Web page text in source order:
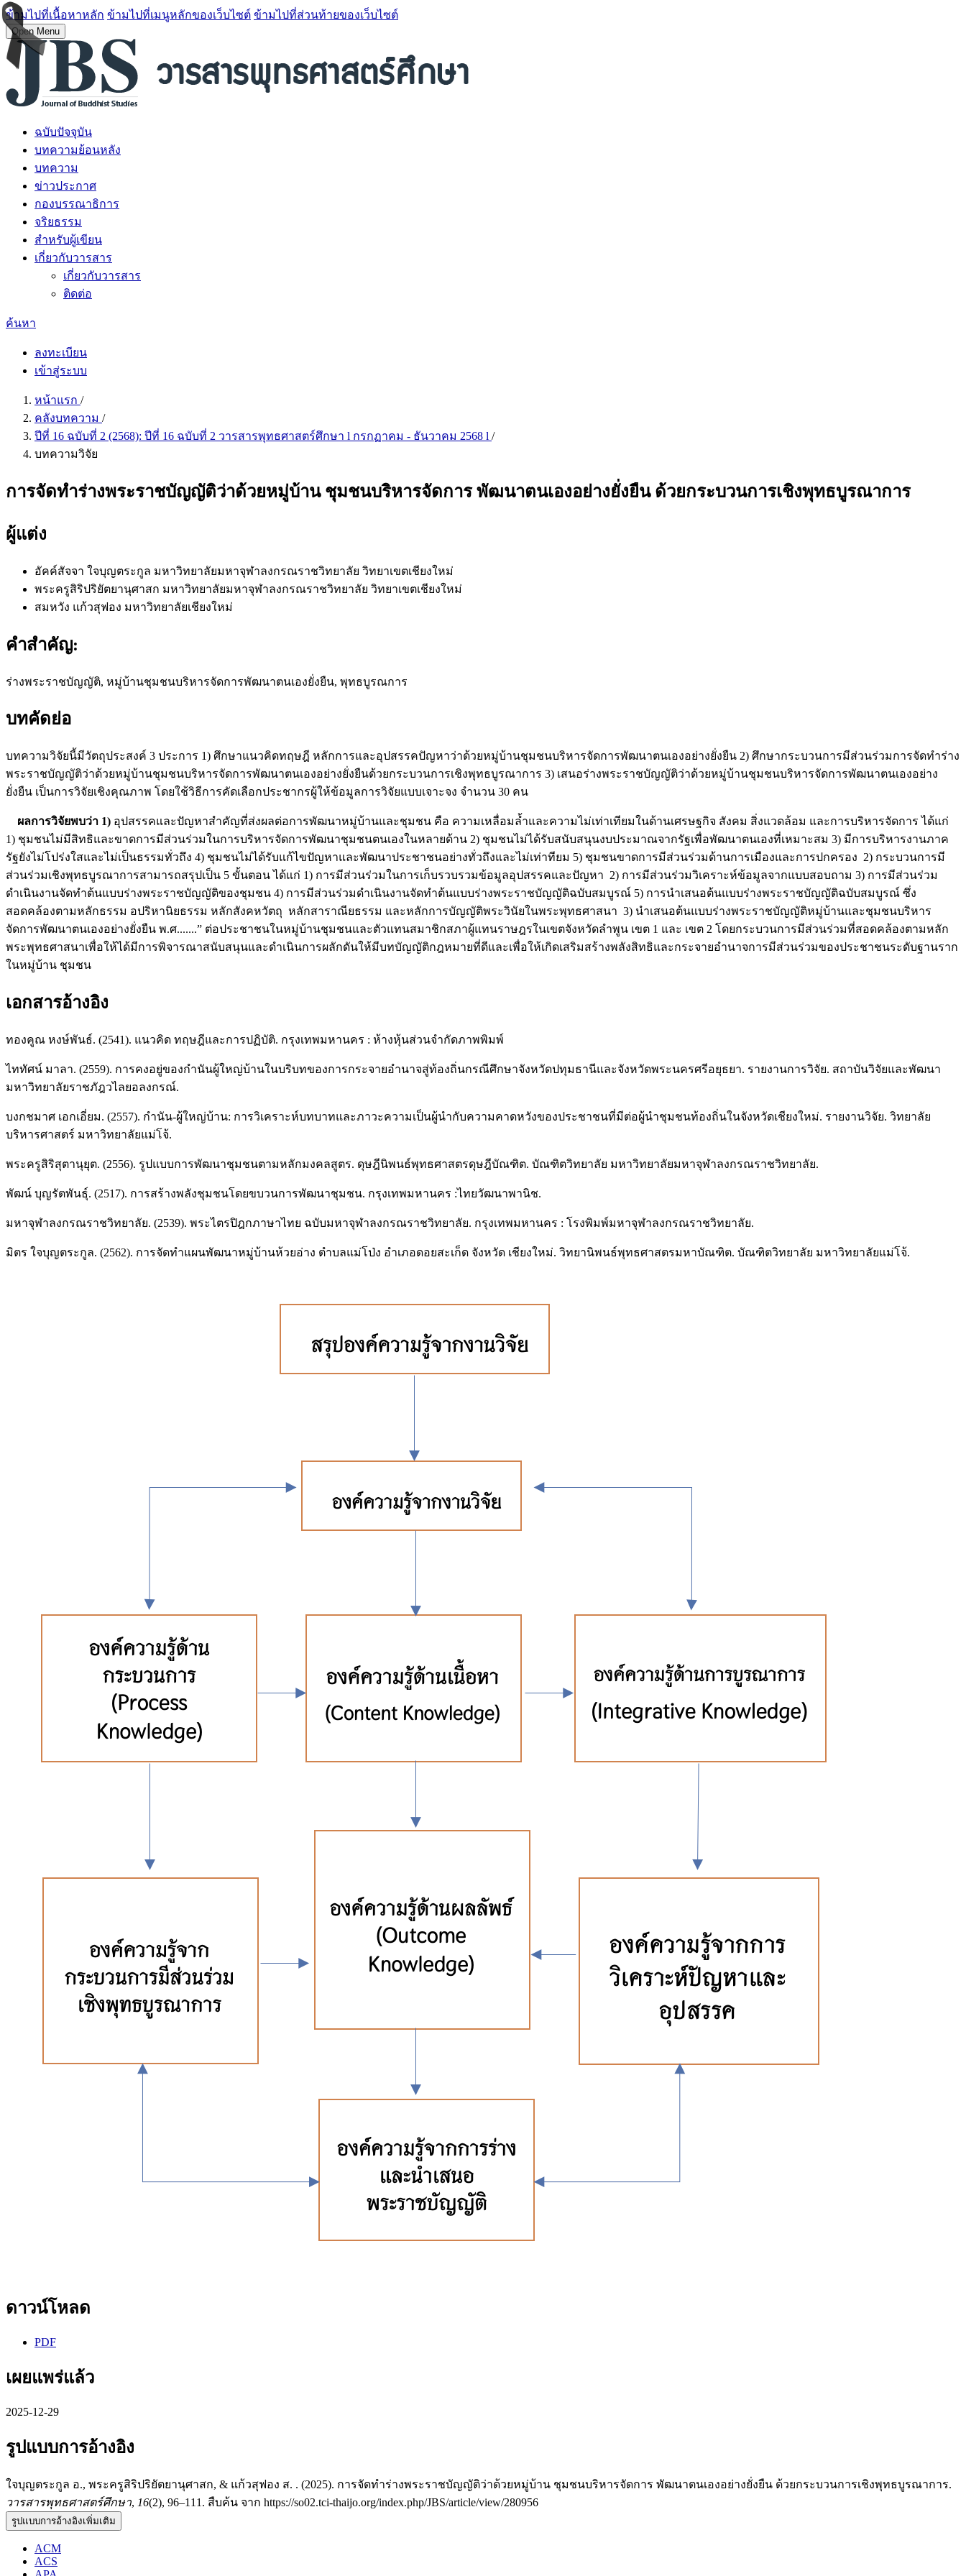
ข้ามไปที่เนื้อหาหลัก ข้ามไปที่เมนูหลักของเว็บไซต์ ข้ามไปที่ส่วนท้ายของเว็บไซต์
Open Menu
ฉบับปัจจุบัน
บทความย้อนหลัง
บทความ
ข่าวประกาศ
กองบรรณาธิการ
จริยธรรม
สำหรับผู้เขียน
เกี่ยวกับวารสาร
เกี่ยวกับวารสาร
ติดต่อ
ค้นหา
ลงทะเบียน
เข้าสู่ระบบ
หน้าแรก /
คลังบทความ /
ปีที่ 16 ฉบับที่ 2 (2568): ปีที่ 16 ฉบับที่ 2 วารสารพุทธศาสตร์ศึกษา l กรกฏาคม - ธันวาคม 2568 l /
บทความวิจัย
การจัดทำร่างพระราชบัญญัติว่าด้วยหมู่บ้าน ชุมชนบริหารจัดการ พัฒนาตนเองอย่างยั่งยืน ด้วยกระบวนการเชิงพุทธบูรณาการ
ผู้แต่ง
อัคค์สัจจา ใจบุญตระกูล มหาวิทยาลัยมหาจุฬาลงกรณราชวิทยาลัย วิทยาเขตเชียงใหม่
พระครูสิริปริยัตยานุศาสก มหาวิทยาลัยมหาจุฬาลงกรณราชวิทยาลัย วิทยาเขตเชียงใหม่
สมหวัง แก้วสุฟอง มหาวิทยาลัยเชียงใหม่
คำสำคัญ:
ร่างพระราชบัญญัติ, หมู่บ้านชุมชนบริหารจัดการพัฒนาตนเองยั่งยืน, พุทธบูรณการ
บทคัดย่อ
บทความวิจัยนี้มีวัตถุประสงค์ 3 ประการ 1) ศึกษาแนวคิดทฤษฎี หลักการและอุปสรรคปัญหาว่าด้วยหมู่บ้านชุมชนบริหารจัดการพัฒนาตนเองอย่างยั่งยืน 2) ศึกษากระบวนการมีส่วนร่วมการจัดทำร่าง
พระราชบัญญัติว่าด้วยหมู่บ้านชุมชนบริหารจัดการพัฒนาตนเองอย่างยั่งยืนด้วยกระบวนการเชิงพุทธบูรณาการ 3) เสนอร่างพระราชบัญญัติว่าด้วยหมู่บ้านชุมชนบริหารจัดการพัฒนาตนเองอย่าง
ยั่งยืน เป็นการวิจัยเชิงคุณภาพ โดยใช้วิธีการคัดเลือกประชากรผู้ให้ข้อมูลการวิจัยแบบเจาะจง จำนวน 30 คน
ผลการวิจัยพบว่า 1) อุปสรรคและปัญหาสำคัญที่ส่งผลต่อการพัฒนาหมู่บ้านและชุมชน คือ ความเหลื่อมล้ำและความไม่เท่าเทียมในด้านเศรษฐกิจ สังคม สิ่งแวดล้อม และการบริหารจัดการ ได้แก่
1) ชุมชนไม่มีสิทธิและขาดการมีส่วนร่วมในการบริหารจัดการพัฒนาชุมชนตนเองในหลายด้าน 2) ชุมชนไม่ได้รับสนับสนุนงบประมาณจากรัฐเพื่อพัฒนาตนเองที่เหมาะสม 3) มีการบริหารงานภาค
รัฐยังไม่โปร่งใสและไม่เป็นธรรมทั่วถึง 4) ชุมชนไม่ได้รับแก้ไขปัญหาและพัฒนาประชาชนอย่างทั่วถึงและไม่เท่าทียม 5) ชุมชนขาดการมีส่วนร่วมด้านการเมืองและการปกครอง 2) กระบวนการมี
ส่วนร่วมเชิงพุทธบูรณาการสามารถสรุปเป็น 5 ขั้นตอน ได้แก่ 1) การมีส่วนร่วมในการเก็บรวบรวมข้อมูลอุปสรรคและปัญหา 2) การมีส่วนร่วมวิเคราะห์ข้อมูลจากแบบสอบถาม 3) การมีส่วนร่วม
ดำเนินงานจัดทำต้นแบบร่างพระราชบัญญัติของชุมชน 4) การมีส่วนร่วมดำเนินงานจัดทำต้นแบบร่างพระราชบัญญัติฉบับสมบูรณ์ 5) การนำเสนอต้นแบบร่างพระราชบัญญัติฉบับสมบูรณ์ ซึ่ง
สอดคล้องตามหลักธรรม อปริหานิยธรรม หลักสังคหวัตถุ หลักสาราณียธรรม และหลักการบัญญัติพระวินัยในพระพุทธศาสนา 3) นำเสนอต้นแบบร่างพระราชบัญญัติหมู่บ้านและชุมชนบริหาร
จัดการพัฒนาตนเองอย่างยั่งยืน พ.ศ.......” ต่อประชาชนในหมู่บ้านชุมชนและตัวแทนสมาชิกสภาผู้แทนราษฎรในเขตจังหวัดลำพูน เขต 1 และ เขต 2 โดยกระบวนการมีส่วนร่วมที่สอดคล้องตามหลัก
พระพุทธศาสนาเพื่อให้ได้มีการพิจารณาสนับสนุนและดำเนินการผลักดันให้มีบทบัญญัติกฎหมายที่ดีและเพื่อให้เกิดเสริมสร้างพลังสิทธิและกระจายอำนาจการมีส่วนร่วมของประชาชนระดับฐานราก
ในหมู่บ้าน ชุมชน
เอกสารอ้างอิง
ทองคูณ หงษ์พันธ์. (2541). แนวคิด ทฤษฎีและการปฏิบัติ. กรุงเทพมหานคร : ห้างหุ้นส่วนจำกัดภาพพิมพ์
ไททัศน์ มาลา. (2559). การคงอยู่ของกำนันผู้ใหญ่บ้านในบริบทของการกระจายอำนาจสู่ท้องถิ่นกรณีศึกษาจังหวัดปทุมธานีและจังหวัดพระนครศรีอยุธยา. รายงานการวิจัย. สถาบันวิจัยและพัฒนา
มหาวิทยาลัยราชภัฎวไลยอลงกรณ์.
บงกชมาศ เอกเอี่ยม. (2557). กำนัน-ผู้ใหญ่บ้าน: การวิเคราะห์บทบาทและภาวะความเป็นผู้นำกับความคาดหวังของประชาชนที่มีต่อผู้นำชุมชนท้องถิ่นในจังหวัดเชียงใหม่. รายงานวิจัย. วิทยาลัย
บริหารศาสตร์ มหาวิทยาลัยแม่โจ้.
พระครูสิริสุตานุยุต. (2556). รูปแบบการพัฒนาชุมชนตามหลักมงคลสูตร. ดุษฎีนิพนธ์พุทธศาสตรดุษฎีบัณฑิต. บัณฑิตวิทยาลัย มหาวิทยาลัยมหาจุฬาลงกรณราชวิทยาลัย.
พัฒน์ บุญรัตพันธุ์. (2517). การสร้างพลังชุมชนโดยขบวนการพัฒนาชุมชน. กรุงเทพมหานคร :ไทยวัฒนาพานิช.
มหาจุฬาลงกรณราชวิทยาลัย. (2539). พระไตรปิฎกภาษาไทย ฉบับมหาจุฬาลงกรณราชวิทยาลัย. กรุงเทพมหานคร : โรงพิมพ์มหาจุฬาลงกรณราชวิทยาลัย.
มิตร ใจบุญตระกูล. (2562). การจัดทำแผนพัฒนาหมู่บ้านห้วยอ่าง ตำบลแม่โป่ง อำเภอดอยสะเก็ด จังหวัด เชียงใหม่. วิทยานิพนธ์พุทธศาสตรมหาบัณฑิต. บัณฑิตวิทยาลัย มหาวิทยาลัยแม่โจ้.
ดาวน์โหลด
PDF
เผยแพร่แล้ว
2025-12-29
รูปแบบการอ้างอิง
ใจบุญตระกูล อ., พระครูสิริปริยัตยานุศาสก, & แก้วสุฟอง ส. . (2025). การจัดทำร่างพระราชบัญญัติว่าด้วยหมู่บ้าน ชุมชนบริหารจัดการ พัฒนาตนเองอย่างยั่งยืน ด้วยกระบวนการเชิงพุทธบูรณาการ.
วารสารพุทธศาสตร์ศึกษา, 16(2), 96–111. สืบค้น จาก https://so02.tci-thaijo.org/index.php/JBS/article/view/280956
รูปแบบการอ้างอิงเพิ่มเติม
ACM
ACS